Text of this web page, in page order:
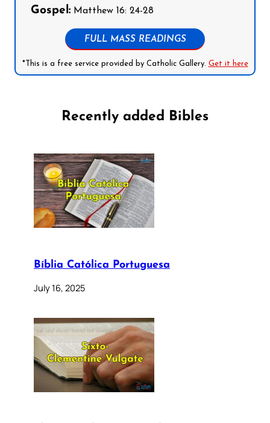
Gospel: Matthew 16: 24-28
FULL MASS READINGS
*This is a free service provided by Catholic Gallery. Get it here
Recently added Bibles
Bíblia Católica Portuguesa
July 16, 2025